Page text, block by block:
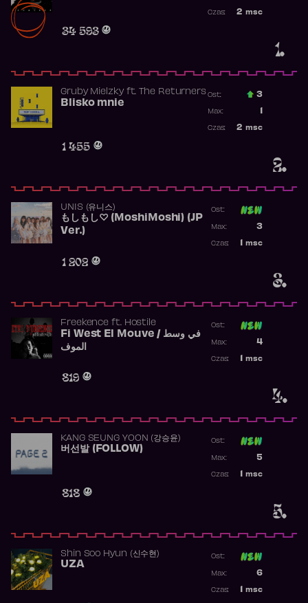
1.
34 593
2 msc
Czas:
2.
Gruby Mielzkyft. The Returners
Blisko mnie
1 455
Ost.: 3
Max:
2 msc
Czas:
3.
UNIS (유니스)
もしもし♡ (MoshiMoshi) (JP
Ver.)
1 202
Ost:
3
Max:
msc
Czas:
4.
Freekence ft. Hostile
Fi West El Mouve / في وسط
الموف
819
Ost:
4
Max:
msc
Czas:
5.
KANG SEUNG YOON (강승윤)
버선발 (FOLLOW)
818
Ost:
5
Max:
msc
Czas:
Shin Soo Hyun (신수현)
UZA
Ost:
6
Max:
msc
Czas: